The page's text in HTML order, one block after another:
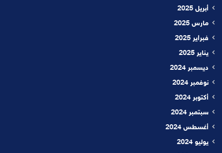
أبريل 2025
مارس 2025
فبراير 2025
يناير 2025
ديسمبر 2024
نوفمبر 2024
أكتوبر 2024
سبتمبر 2024
أغسطس 2024
يوليو 2024